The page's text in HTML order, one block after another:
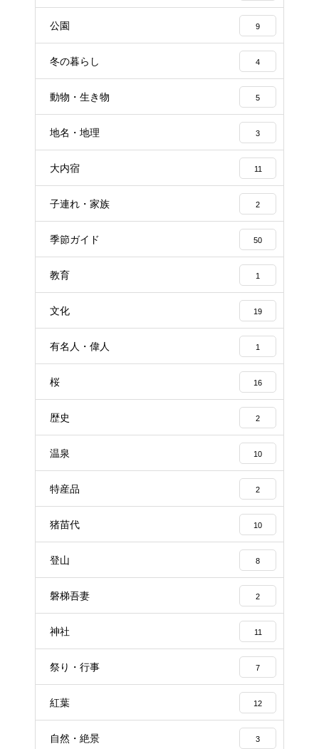
公園 9
冬の暮らし 4
動物・生き物 5
地名・地理 3
大内宿 11
子連れ・家族 2
季節ガイド 50
教育 1
文化 19
有名人・偉人 1
桜 16
歴史 2
温泉 10
特産品 2
猪苗代 10
登山 8
磐梯吾妻 2
神社 11
祭り・行事 7
紅葉 12
自然・絶景 3